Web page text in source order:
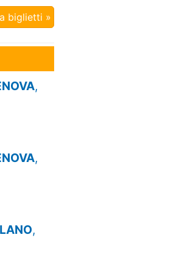
biglietti »
,
,
,